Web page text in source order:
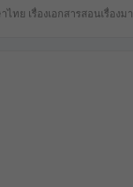
ไทย เรื่องเอกสารสอนเรื่องม